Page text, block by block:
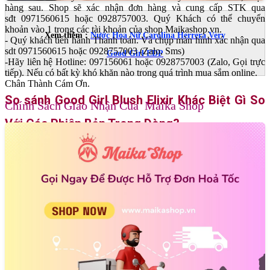
Xem thêm :Nước Hoa Nữ Carolina Herrera Very
Good Girl EDP
So sánh Good Girl Blush Elixir Khác Biệt Gì So
Với Các Phiên Bản Trong Dòng?
- Để dễ dàng nắm bắt và lựa chọn, chúng ta hãy cùng phân tích
rạch ròi sự khác biệt của Blush Elixir so với những người chị
em kiêu kỳ khác:
Good Girl Blush EDP(Giày hồng nhám 2023):
+ Blush: Sử dụng Hoa Mẫu Đơn làm trung tâm, vô cùng mỏng
manh, trong trẻo, ngập tràn ánh sáng mặt trời. Đây là mùi
hàng sau. Shop sẽ xác nhận đơn hàng và cung cấp STK qua
sđt 0971560615 hoặc 0928757003. Quý Khách có thể chuyển
khoản vào 1 trong các tài khoản của shop Maikashop.vn.
- Quý khách tiến hành Thanh toán. Và chụp màn hình xác nhận qua
sdt 0971560615 hoặc 0928757003 (Zalo, Sms)
-Hãy liên hệ Hotline: 097156061 hoặc 0928757003 (Zalo, Gọi trực
tiếp). Nếu có bất kỳ khó khăn nào trong quá trình mua sắm online.
Chân Thành Cám Ơn.
Chính Sách Giao Nhận Của Maika Shop